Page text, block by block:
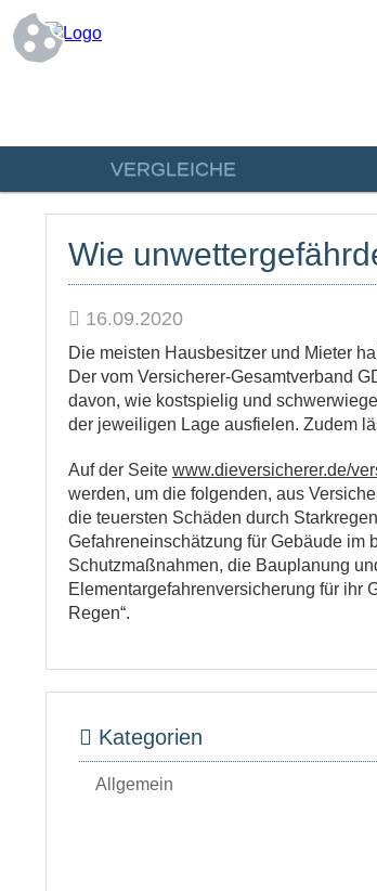
VERGLEICHE
Wie
16.09.2020
Die meisten Hausbesitzer und Mieter
Der vom Versicherer-Gesamtverband
davon, wie kostspielig und
der jeweiligen Lage ausfielen. Zudem
Auf der Seite www.dieversicherer.de/
werden, um die folgenden, aus
die teuersten Schäden durch
Gefahreneinschätzung für Gebäude im
Schutzmaßnahmen, die Bauplanung
Elementargefahrenversicherung für ihr
Regen“.
Kategorien
Allgemein